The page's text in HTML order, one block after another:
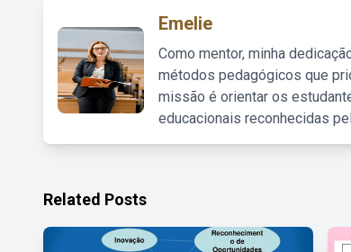
Emelie
Como mentor, minha
métodos pedagógicos que
missão é orientar os
educacionais reconhecidas
Related Posts